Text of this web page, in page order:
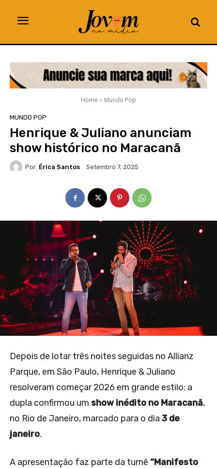
Home Mundo Pop
MUNDO POP
Henrique & Juliano anunciam
show histórico no Maracanã
Por: Érica Santos Setembro 7, 2025
Depois de lotar três noites seguidas no Allianz
Parque, em São Paulo, Henrique & Juliano
resolveram começar 2026 em grande estilo: a
dupla confirmou um show inédito no Maracanã,
no Rio de Janeiro, marcado para o dia 3 de
janeiro.
A apresentação faz parte da turnê “Manifesto